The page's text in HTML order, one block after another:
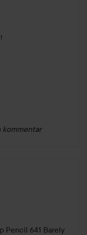
kommentar
Pencil 641 Barely